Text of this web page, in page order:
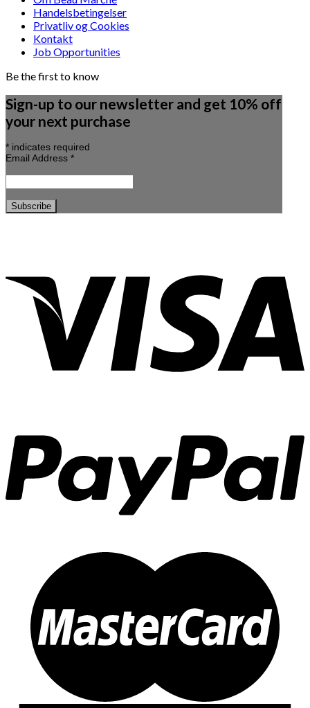
Handelsbetingelser
Privatliv og Cookies
Kontakt
Job Opportunities
Be the first to know
Sign-up to our newsletter and get 10% off
your next purchase
* indicates required
Email Address *